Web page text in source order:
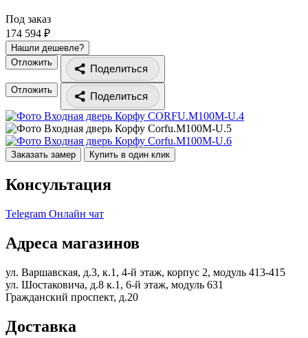
Под заказ
174 594 ₽
Нашли дешевле?
Отложить
Поделиться
Отложить
Поделиться
Заказать замер Купить в один клик
Консультация
Telegram Онлайн чат
Адреса магазинов
ул. Варшавская, д.3, к.1, 4-й этаж, корпус 2, модуль 413-415
ул. Шостаковича, д.8 к.1, 6-й этаж, модуль 631
Гражданский проспект, д.20
Доставка